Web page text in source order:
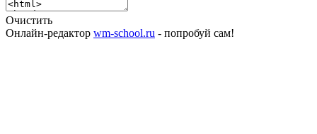
Очистить
Онлайн-редактор wm-school.ru - попробуй сам!